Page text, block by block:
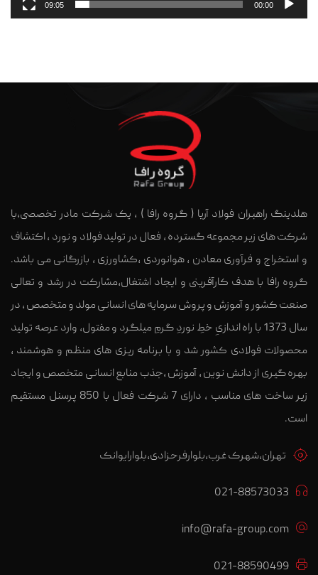
00:00
09:05
هلدینگ راهبران فولاد آریا ( گروه رافا ) ، یک شرکت مادر تخصصی،با
شرکت های زیر مجموعه گسترده ، فعال در تولید فولاد و نورد ، اکتشاف
و استخراج و فرآوری معادن ، هوانوردی ،کشاورزی ، بازرگانی می باشد.
گروه رافا با هدف کارآفرینی و ایجاد اشتغال،مشارکت در رشد و تعالی
صنعت کشور و آموزش و پروش سرمایه های انسانی مولد و متخصص ، در
سال 1373 با راه اندازیِ خطِ نوردِ گرمِ میلگرد و مفتول، وارد عرصه تولید
محصولات فولادی کشور شد و با برنامه ریزی های منظم و هوشمند ،
بهره گیری از دانش نوین ، آموزش ،جذب منابع انسانی متخصص و ایجاد
زیر ساخت های مناسب ، دارای 7 شرکت فعال با 850 پرسنل مستقیم
است.
تهران،شهرک غرب،بلوارفرحزادی،بلوارایوانک
021-88573033
info@rafa-group.com
021-88590499